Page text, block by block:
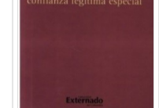
images
images